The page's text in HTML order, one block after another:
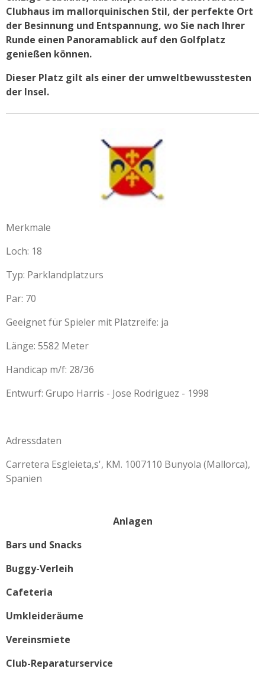
Clubhaus im mallorquinischen Stil, der perfekte Ort
der Besinnung und Entspannung, wo Sie nach Ihrer
Runde einen Panoramablick auf den Golfplatz
genießen können.
Dieser Platz gilt als einer der umweltbewusstesten
der Insel.
Merkmale
Loch: 18
Typ: Parklandplatzurs
Par: 70
Geeignet für Spieler mit Platzreife: ja
Länge: 5582 Meter
Handicap m/f: 28/36
Entwurf: Grupo Harris - Jose Rodriguez - 1998
Adressdaten
Carretera Esgleieta,s', KM. 1007110 Bunyola (Mallorca),
Spanien
Anlagen
Bars und Snacks
Buggy-Verleih
Cafeteria
Umkleideräume
Vereinsmiete
Club-Reparaturservice